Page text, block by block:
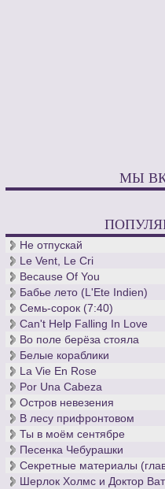
МЫ
Не отпускай
Le Vent, Le Cri
Because Of You
Бабье лето (L'Ete Indien)
Семь-сорок (7:40)
Can't Help Falling In Love
Во поле берёза стояла
Белые кораблики
La Vie En Rose
Por Una Cabeza
Остров невезения
В лесу прифронтовом
Ты в моём сентябре
Песенка Чебурашки
Секретные материалы
Шерлок Холмс и Доктор